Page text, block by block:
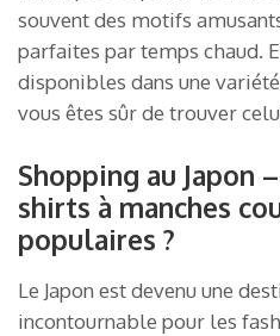
souvent des motifs
parfaites par temps chaud.
disponibles dans une
vous êtes sûr de trouver
Shopping au Japon
shirts à manches
populaires ?
Le Japon est devenu une
incontournable pour les